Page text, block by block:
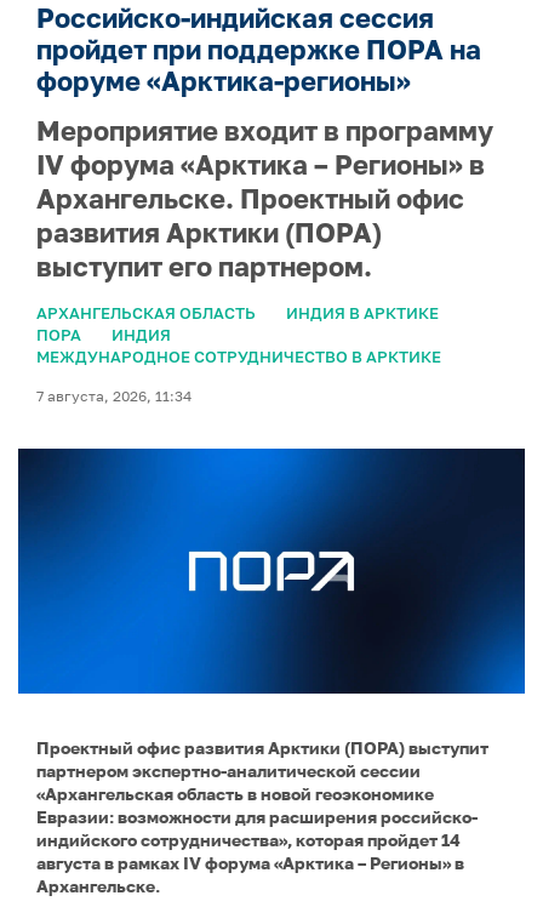
Российско-индийская сессия
пройдет при поддержке ПОРА на
форуме «Арктика-регионы»
Мероприятие входит в программу
IV форума «Арктика – Регионы» в
Архангельске. Проектный офис
развития Арктики (ПОРА)
выступит его партнером.
АРХАНГЕЛЬСКАЯ ОБЛАСТЬ
ИНДИЯ В АРКТИКЕ
ПОРА
ИНДИЯ
МЕЖДУНАРОДНОЕ СОТРУДНИЧЕСТВО В АРКТИКЕ
7 августа, 2026, 11:34
Проектный офис развития Арктики (ПОРА) выступит
партнером экспертно-аналитической сессии
«Архангельская область в новой геоэкономике
Евразии: возможности для расширения российско-
индийского сотрудничества», которая пройдет 14
августа в рамках IV форума «Арктика – Регионы» в
Архангельске.